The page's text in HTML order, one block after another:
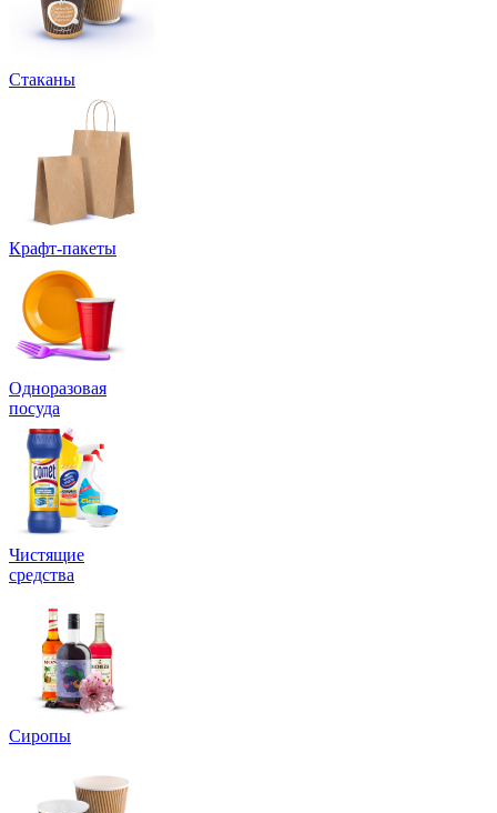
Стаканы
Крафт-пакеты
Одноразовая
посуда
Чистящие
средства
Сиропы